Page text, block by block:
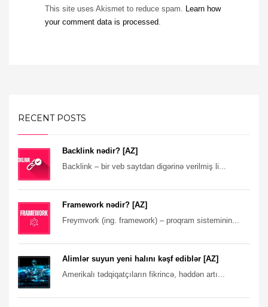
This site uses Akismet to reduce spam. Learn how
your comment data is processed
RECENT POSTS
Backlink nədir? [AZ]
Backlink – bir veb saytdan digərinə verilmiş li...
Framework nədir? [AZ]
Freymvork (ing. framework) – proqram sisteminin...
Alimlər suyun yeni halını kəşf ediblər [AZ]
Amerikalı tədqiqatçıların fikrincə, həddən artı...